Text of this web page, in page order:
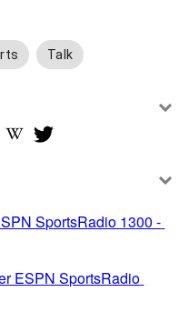
Talk
SportsRadio 1300 -
ESPN SportsRadio